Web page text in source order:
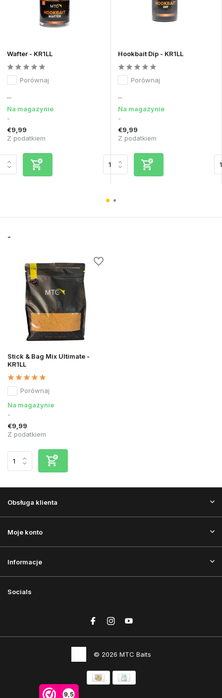
9,5
Wafter - KR1LL
Porównaj
...
Na magazynie
-
€9,99
Z podatkiem
Hookbait Dip - KR1LL
Porównaj
...
Na magazynie
-
€9,99
Z podatkiem
-
Stick & Bag Mix Ultimate -
KR1LL
Porównaj
Na magazynie
-
€9,99
Z podatkiem
Obsługa klienta
Moje konto
Informacje
Socials
© 2026 MTC Baits